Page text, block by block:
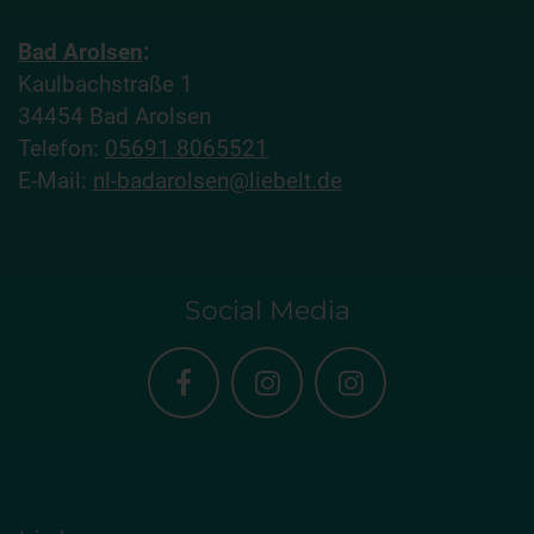
Bad Arolsen:
Kaulbachstraße 1
34454 Bad Arolsen
Telefon: 05691 8065521
E-Mail: nl-badarolsen@liebelt.de
Social Media